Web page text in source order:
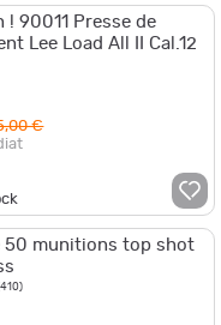
! 90011 Presse de
Lee Load All II Cal.12
€
50 munitions top shot